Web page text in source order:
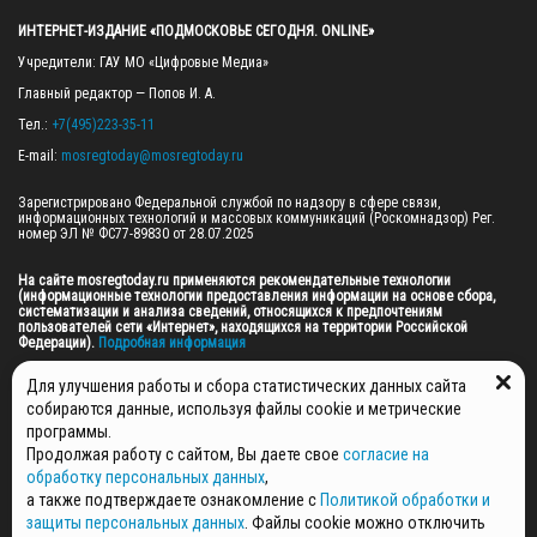
ИНТЕРНЕТ-ИЗДАНИЕ «ПОДМОСКОВЬЕ СЕГОДНЯ. ONLINE»
Учредители: ГАУ МО «Цифровые Медиа»
Главный редактор — Попов И. А.
Тел.: +7(495)223-35-11
E-mail: mosregtoday@mosregtoday.ru
Зарегистрировано Федеральной службой по надзору в сфере связи,
информационных технологий и массовых коммуникаций (Роскомнадзор) Рег.
номер ЭЛ № ФС77-89830 от 28.07.2025
На сайте mosregtoday.ru применяются рекомендательные технологии
(информационные технологии предоставления информации на основе сбора,
систематизации и анализа сведений, относящихся к предпочтениям
пользователей сети «Интернет», находящихся на территории Российской
Федерации). Подробная информация
© 2026 ПРАВА НА ВСЕ МАТЕРИАЛЫ САЙТА ПРИНАДЛЕЖАТ ГАУ МО "ЦИФРОВЫЕ
МЕДИА" (ОГРН: 1255000059467).
ПОЛИТИКА ОБРАБОТКИ И ЗАЩИТЫ ПЕРСОНАЛЬНЫХ ДАННЫХ
НОВОСТИ
ГАЗЕТЫ
Для улучшения работы и сбора статистических данных сайта
собираются данные, используя файлы cookie и метрические
программы.
Продолжая работу с сайтом, Вы даете свое согласие на
обработку персональных данных,
а также подтверждаете ознакомление с Политикой обработки и
защиты персональных данных . Файлы cookie можно отключить